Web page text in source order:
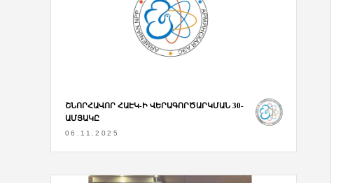
ՇՆՈՐՀԱՎՈՐ ՀԱԷԿ-Ի ՎԵՐԱԳՈՐԾԱՐԿՄԱՆ 30-
ԱՄՅԱԿԸ
06.11.2025